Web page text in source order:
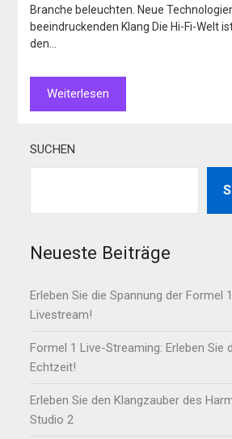
Branche beleuchten. Neue
beeindruckenden Klang Die Hi-Fi-Welt
den…
Weiterlesen
SUCHEN
Neueste Beiträge
Erleben Sie die Spannung der Formel
Livestream!
Formel 1 Live-Streaming: Erleben Sie
Echtzeit!
Erleben Sie den Klangzauber des
Studio 2